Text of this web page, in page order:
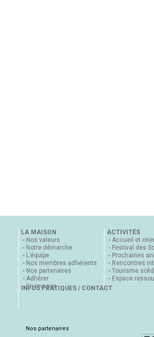
LA MAISON
Nos valeurs
Notre démarche
L’équipe
Nos membres adhérents
Nos partenaires
Adhérer
En images
ACTIVITÉS
Accueil et
Festival des
Prochaines
Rencontres
Tourisme
Espace
INFOS PRATIQUES / CONTACT
Nos partenaires